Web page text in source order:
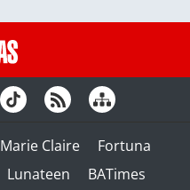
Marie Claire
Fortuna
Lunateen BATimes